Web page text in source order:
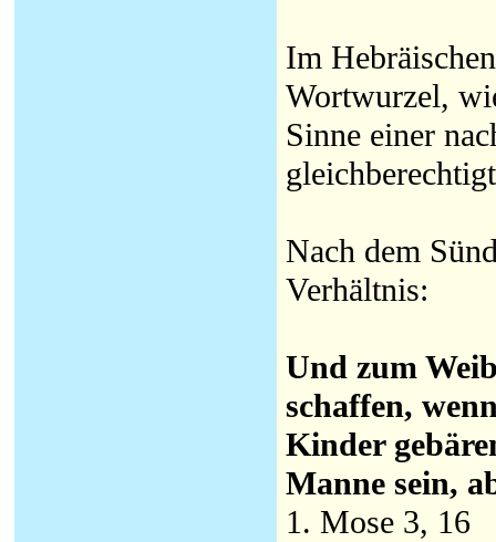
Im
Wortwurzel,
Sinne einer
Nach dem
Verhältnis:
Und zum
schaffen,
Kinder
Manne sein,
1. Mose 3, 16